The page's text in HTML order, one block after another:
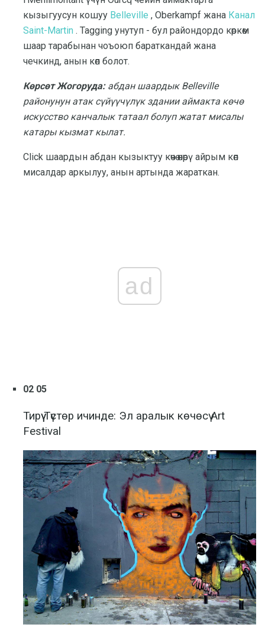
кызыгуусун кошуу Belleville , Oberkampf жана Канал
Saint-Martin . Tagging унутуп - бул райондордо көркөм
шаар тарабынан чоъоюп бараткандай жана
чечкинд, анын көп болот.
Көрсөт Жогоруда:абдан шаардык Belleville
районунун атак сүйүүчүлүк здании аймакта көчө
искусство канчалык татаал болуп жатат мисалы
катары кызмат кылат.
Click шаардын абдан кызыктуу көчө өнөрү айрым көп
мисалдар аркылуу, анын артында жараткан.
ad
02 05
Тирүү Түстөр ичинде: Эл аралык көчөсү Art
Festival